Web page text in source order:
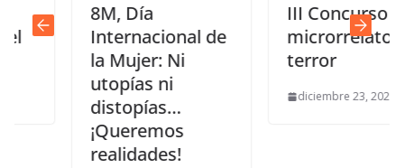
8M, Día
Internacional de
la Mujer: Ni
utopías ni
distopías…
¡Queremos
realidades!
III Concurso
microrrelatos de
terror
diciembre 23, 2022